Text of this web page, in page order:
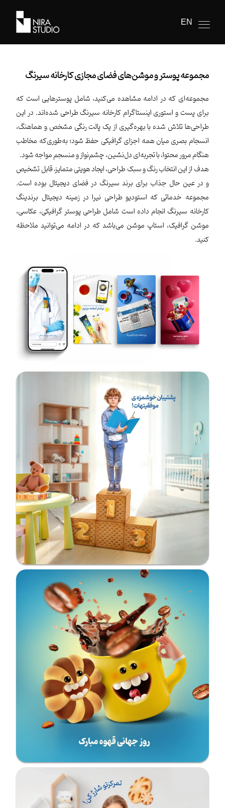
EN
مجموعه پوستر و موشن‌های فضای مجازی کارخانه سیرنگ
مجموعه‌ای که در ادامه مشاهده می‌کنید، شامل پوسترهایی است که
برای پست و استوری اینستاگرام کارخانه سیرنگ طراحی شده‌اند. در این
طراحی‌ها تلاش شده با بهره‌گیری از یک پالت رنگی مشخص و هماهنگ،
انسجام بصری میان همه اجزای گرافیکی حفظ شود؛ به‌طوری‌که مخاطب
هنگام مرور محتوا، با تجربه‌ای دل‌نشین، چشم‌نواز و منسجم مواجه شود.
هدف از این انتخاب رنگ و سبک طراحی، ایجاد هویتی متمایز، قابل تشخیص
و در عین حال جذاب برای برند سیرنگ در فضای دیجیتال بوده است.
مجموعه خدماتی که استودیو طراحی نیرا در زمینه دیجیتال برندینگ
کارخانه سیرنگ انجام داده است شامل طراحی پوستر گرافیکی، عکاسی،
موشن گرافیک، استاپ موشن می‌باشد که در ادامه می‌توانید ملاحظه
کنید.